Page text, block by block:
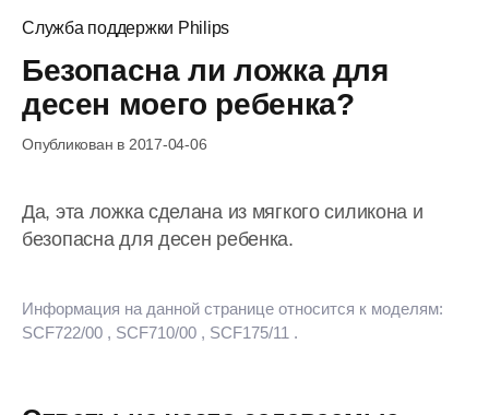
Служба поддержки Philips
Безопасна ли ложка для
десен моего ребенка?
Опубликован в 2017-04-06
Да, эта ложка сделана из мягкого силикона и
безопасна для десен ребенка.
Информация на данной странице относится к моделям:
SCF722/00 , SCF710/00 , SCF175/11 .